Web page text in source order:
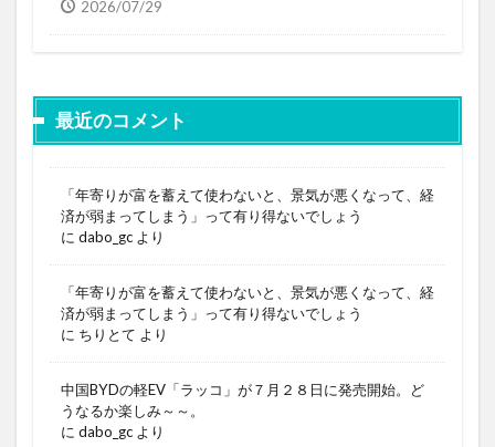
2026/07/29
最近のコメント
「年寄りが富を蓄えて使わないと、景気が悪くなって、経
済が弱まってしまう」って有り得ないでしょう
に dabo_gc より
「年寄りが富を蓄えて使わないと、景気が悪くなって、経
済が弱まってしまう」って有り得ないでしょう
に ちりとて より
中国BYDの軽EV「ラッコ」が７月２８日に発売開始。ど
うなるか楽しみ～～。
に dabo_gc より